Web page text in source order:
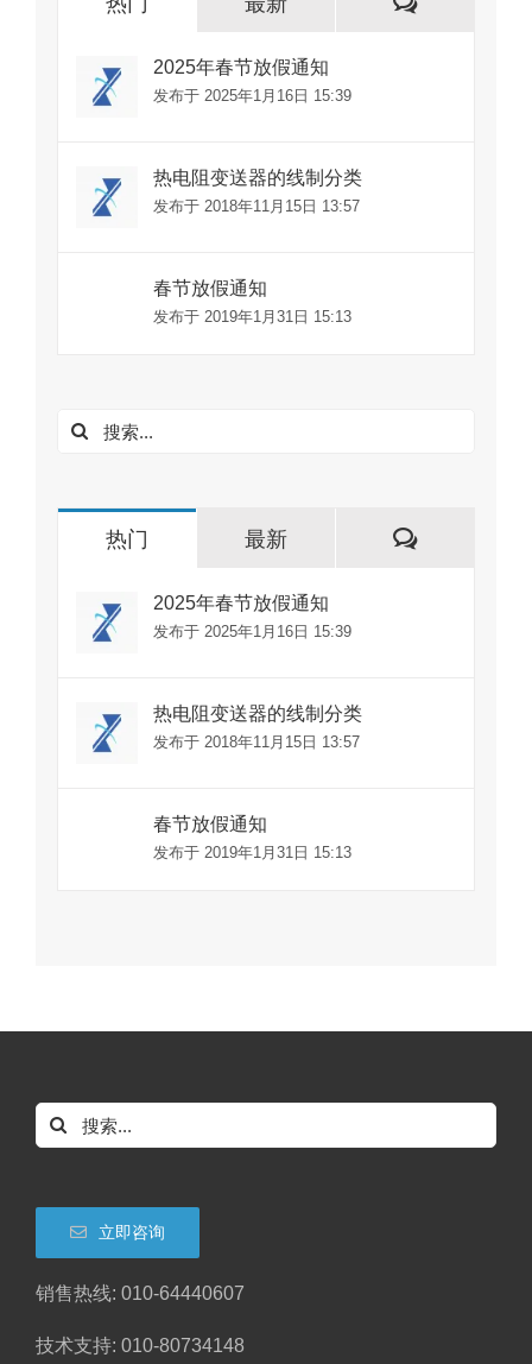
2025年春节放假通知
发布于 2025年1月16日 15:39
热电阻变送器的线制分类
发布于 2018年11月15日 13:57
春节放假通知
发布于 2019年1月31日 15:13
搜
热门 最新
评
2025年春节放假通知
发布于 2025年1月16日 15:39
热电阻变送器的线制分类
发布于 2018年11月15日 13:57
春节放假通知
发布于 2019年1月31日 15:13
搜
索：
立即咨询
销售热线: 010-64440607
技术支持: 010-80734148